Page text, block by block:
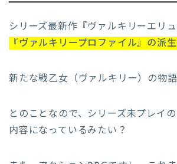
シリーズ最新作『ヴァルキリーエリュ
『ヴァルキリープロファイル』の派
新たな戦乙女（ヴァルキリー）の物語
とのことなので、シリーズ未プレイ
内容になっているみたい？